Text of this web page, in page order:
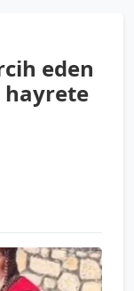
eden
hayrete